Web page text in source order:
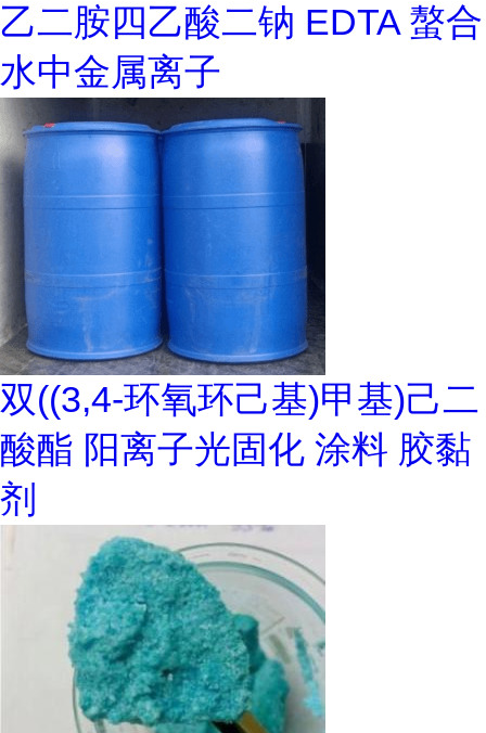
乙二胺四乙酸二钠 EDTA 螯合
水中金属离子
双((3,4-环氧环己基)甲基)己二
酸酯 阳离子光固化 涂料 胶黏
剂